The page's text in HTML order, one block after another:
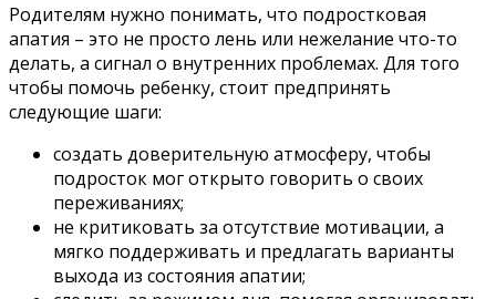
Родителям нужно понимать, что подростковая
апатия – это не просто лень или нежелание что-то
делать, а сигнал о внутренних проблемах. Для того
чтобы помочь ребенку, стоит предпринять
следующие шаги:
создать доверительную атмосферу, чтобы
подросток мог открыто говорить о своих
переживаниях;
не критиковать за отсутствие мотивации, а
мягко поддерживать и предлагать варианты
выхода из состояния апатии;